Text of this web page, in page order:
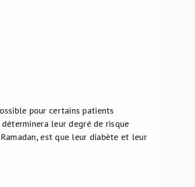
pour certains patients
leur degré de risque
est que leur diabète et leur